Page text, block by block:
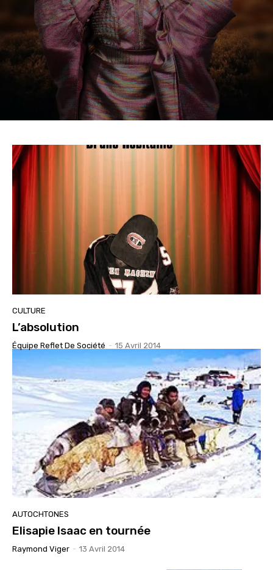
CULTURE
L’absolution
Équipe Reflet De Société - 15 Avril 2014
AUTOCHTONES
Elisapie Isaac en tournée
Raymond Viger - 13 Avril 2014